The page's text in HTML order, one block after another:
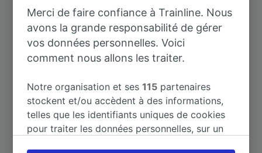
À Bregenz 26 m
À Frankfurt (Main) Hbf
À Memmingen 1 h 26 m
Afficher plus de destinations
Merci de faire confiance à Trainline. Nous
avons la grande responsabilité de gérer
vos données personnelles. Voici
comment nous allons les traiter.
Notre organisation et ses115 partenaires
stockent et/ou accèdent à des informations,
telles que les identifiants uniques de cookies
pour traiter les données personnelles, sur un